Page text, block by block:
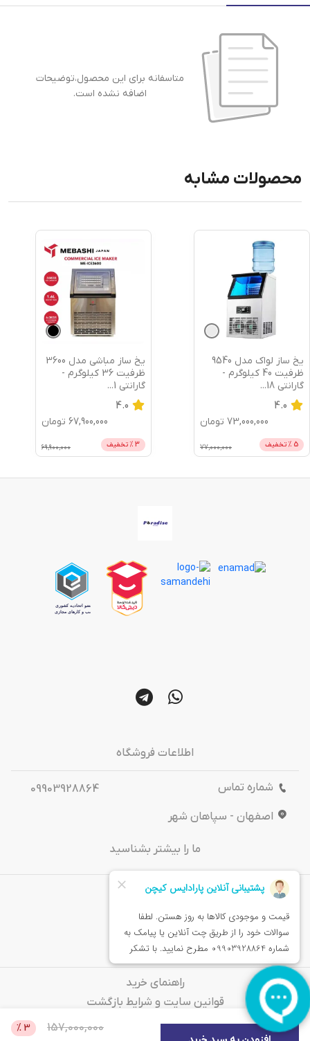
157,000,000
3
%
متاسفانه برای این محصول،توضیحات
اضافه نشده است.
محصولات مشابه
یخ ساز لواک مدل 9540
ظرفیت 40 کیلوگرم -
گارانتی 18
...
4.0
73,000,000 تومان
5 % تخفیف 77,000,000
یخ ساز مباشی مدل 3600
ظرفیت 36 کیلوگرم -
گارانتی 1 ...
4.0
67,900,000 تومان
3 % تخفیف 69,900,000
اطلاعات فروشگاه
شماره تماس
09903928864
اصفهان - سپاهان شهر
ما را بیشتر بشناسید
درباره‌ ما
تماس باما
خدمات مشتریان
راهنمای خرید
قوانین سایت و شرایط بازگشت
سوالات متداول